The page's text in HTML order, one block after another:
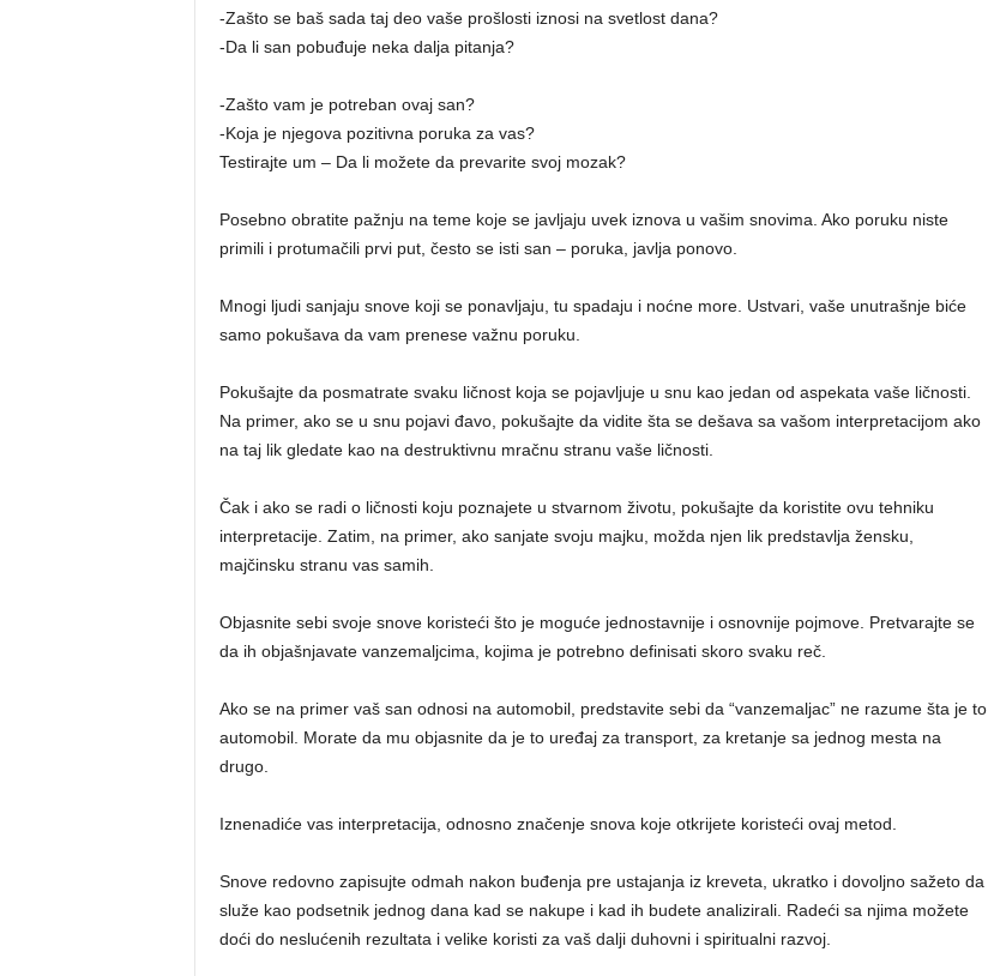
-Zašto se baš sada taj deo vaše prošlosti iznosi na svetlost dana?
-Da li san pobuđuje neka dalja pitanja?
-Zašto vam je potreban ovaj san?
-Koja je njegova pozitivna poruka za vas?
Testirajte um – Da li možete da prevarite svoj mozak?
Posebno obratite pažnju na teme koje se javljaju uvek iznova u vašim snovima. Ako poruku niste
primili i protumačili prvi put, često se isti san – poruka, javlja ponovo.
Mnogi ljudi sanjaju snove koji se ponavljaju, tu spadaju i noćne more. Ustvari, vaše unutrašnje biće
samo pokušava da vam prenese važnu poruku.
Pokušajte da posmatrate svaku ličnost koja se pojavljuje u snu kao jedan od aspekata vaše ličnosti.
Na primer, ako se u snu pojavi đavo, pokušajte da vidite šta se dešava sa vašom interpretacijom ako
na taj lik gledate kao na destruktivnu mračnu stranu vaše ličnosti.
Čak i ako se radi o ličnosti koju poznajete u stvarnom životu, pokušajte da koristite ovu tehniku
interpretacije. Zatim, na primer, ako sanjate svoju majku, možda njen lik predstavlja žensku,
majčinsku stranu vas samih.
Objasnite sebi svoje snove koristeći što je moguće jednostavnije i osnovnije pojmove. Pretvarajte se
da ih objašnjavate vanzemaljcima, kojima je potrebno definisati skoro svaku reč.
Ako se na primer vaš san odnosi na automobil, predstavite sebi da “vanzemaljac” ne razume šta je to
automobil. Morate da mu objasnite da je to uređaj za transport, za kretanje sa jednog mesta na
drugo.
Iznenadiće vas interpretacija, odnosno značenje snova koje otkrijete koristeći ovaj metod.
Snove redovno zapisujte odmah nakon buđenja pre ustajanja iz kreveta, ukratko i dovoljno sažeto da
služe kao podsetnik jednog dana kad se nakupe i kad ih budete analizirali. Radeći sa njima možete
doći do neslućenih rezultata i velike koristi za vaš dalji duhovni i spiritualni razvoj.